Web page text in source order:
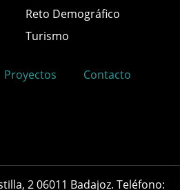
Reto Demográfico
Turismo
Proyectos Contacto
2 06011 Badajoz. Teléfono: